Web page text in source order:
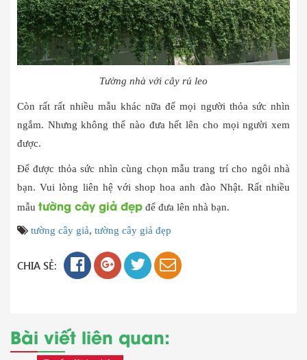
Tường nhà với cây rủ leo
Còn rất rất nhiều mẫu khác nữa để mọi người thỏa sức nhìn
ngắm. Nhưng không thể nào đưa hết lên cho mọi người xem
được.
Để được thỏa sức nhìn cùng chọn mẫu trang trí cho ngôi nhà
bạn. Vui lòng liên hệ với shop hoa anh đào Nhật. Rất nhiều
mẫu tường cây giả đẹp để đưa lên nhà bạn.
tường cây giả, tường cây giả đẹp
CHIA SẺ:
Bài viết liên quan: